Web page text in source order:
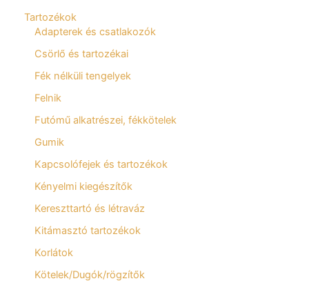
Tartozékok
Adapterek és csatlakozók
Csörlő és tartozékai
Fék nélküli tengelyek
Felnik
Futómű alkatrészei, fékkötelek
Gumik
Kapcsolófejek és tartozékok
Kényelmi kiegészítők
Kereszttartó és létraváz
Kitámasztó tartozékok
Korlátok
Kötelek/Dugók/rögzítők